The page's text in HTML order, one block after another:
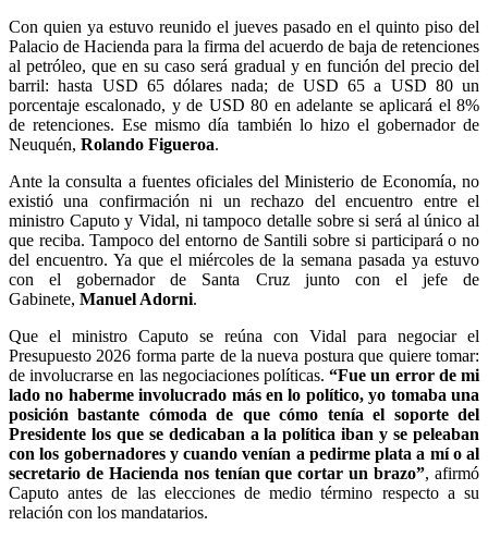
Con quien ya estuvo reunido el jueves pasado en el quinto piso del
Palacio de Hacienda para la firma del acuerdo de baja de retenciones
al petróleo, que en su caso será gradual y en función del precio del
barril: hasta USD 65 dólares nada; de USD 65 a USD 80 un
porcentaje escalonado, y de USD 80 en adelante se aplicará el 8%
de retenciones. Ese mismo día también lo hizo el gobernador de
Neuquén, Rolando Figueroa.
Ante la consulta a fuentes oficiales del Ministerio de Economía, no
existió una confirmación ni un rechazo del encuentro entre el
ministro Caputo y Vidal, ni tampoco detalle sobre si será al único al
que reciba. Tampoco del entorno de Santili sobre si participará o no
del encuentro. Ya que el miércoles de la semana pasada ya estuvo
con el gobernador de Santa Cruz junto con el jefe de
Gabinete, Manuel Adorni.
Que el ministro Caputo se reúna con Vidal para negociar el
Presupuesto 2026 forma parte de la nueva postura que quiere tomar:
de involucrarse en las negociaciones políticas.“Fue un error de mi
lado no haberme involucrado más en lo político, yo tomaba una
posición bastante cómoda de que cómo tenía el soporte del
Presidente los que se dedicaban a la política iban y se peleaban
con los gobernadores y cuando venían a pedirme plata a mí o al
secretario de Hacienda nos tenían que cortar un brazo”, afirmó
Caputo antes de las elecciones de medio término respecto a su
relación con los mandatarios.